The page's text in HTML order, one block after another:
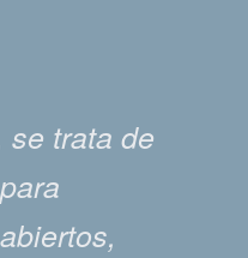
se trata de